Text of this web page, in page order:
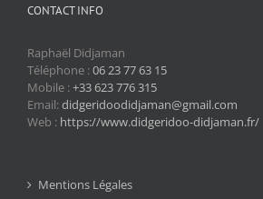
CONTACT INFO
Raphaël Didjaman
Téléphone :06 23 77 63 15
Mobile :+33 623 776 315
Email:didgeridoodidjaman@gmail.com
Web : https://www.didgeridoo-didjaman.fr/
Mentions Légales